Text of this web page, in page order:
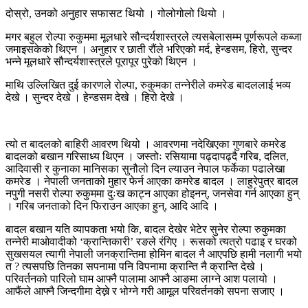
दोस्रो, उनको अनुहार सफासट थियो । गोलोगोलो थियो ।
मगर बहुल रोल्पा रुकुममा मूलधारे सौन्दर्यशास्त्रले त्यसबेलासम्म पूर्णरूपले कब्जा
जमाइसकेको थिएन । अनुहार र छाती रौंले भरिएको मर्द, हेन्डसम, हिरो, सुन्दर
भन्ने मूलधारे सौन्दर्यशास्त्रले पूरापूर पुरेको थिएन ।
माथि उल्लिखित दुई कारणले रोल्पा, रुकुमका तन्नेरीले कमरेड बादललाई भव्य
देखे । सुन्दर देखे । हेन्डसम देखे । हिरो देखे ।
त्यो त बादलको बाहिरी आवरण थियो । आवरणमा नदेखिएका गुणबारे कमरेड
बादलको बखान गरिसाध्य थिएन । जस्तोः रसियामा पढ्दापढ्दै गरिब, दलित,
आदिवासी र कुनाका मानिसका सुनौलो दिन ल्याउन नेपाल फर्केका पढालेखा
कमरेड । नेपाली जनताको मुहार फेर्न आएका कमरेड बादल । लाहुरेपुत्र बादल
नपुगी नसरी रोल्पा रुकुममा दुःख काट्न आएका होइनन्, जनसेवा गर्न आएका हुन्
। गरिब जनताको दिन फिराउन आएका हुन्, आदि आदि ।
बादल बखान यति व्यापकता भयो कि, बादल देखेर भेटेर सुनेर रोल्पा रुकुमका
तन्नेरी माओवादीको ‘क्रान्तिकारी’ रङले रंगिए । रूसको त्यत्रो पढाइ र घरको
सुखसयल त्यागी नेपाली जनक्रान्तिमा होमिन बादल नै आएपछि हामी नलागी भयो
त ? त्यसपछि तिनका सपनामा पनि विपनामा क्रान्ति नै क्रान्ति देखे ।
परिवर्तनको पारिलो घाम आफ्नै पालामा आफ्नै आङमा लाग्ने आश पलायो ।
आफैंले आफ्नै जिन्दगीमा देख्ने र भोग्ने गरी आमूल परिवर्तनको सपना सजाए ।